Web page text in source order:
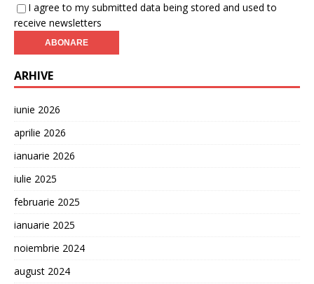
I agree to my submitted data being stored and used to
receive newsletters
ARHIVE
iunie 2026
aprilie 2026
ianuarie 2026
iulie 2025
februarie 2025
ianuarie 2025
noiembrie 2024
august 2024